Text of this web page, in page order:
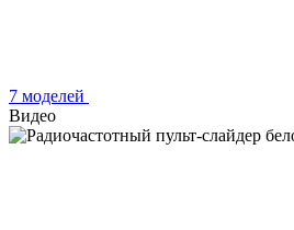
7 моделей
Видео